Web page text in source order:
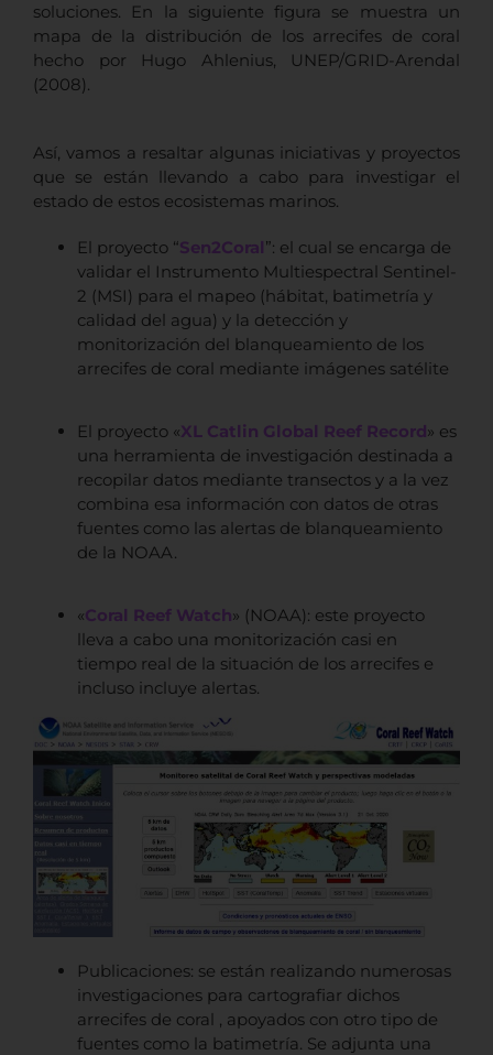
soluciones. En la siguiente figura se muestra un
mapa de la distribución de los arrecifes de coral
hecho por Hugo Ahlenius, UNEP/GRID-Arendal
(2008).
Así, vamos a resaltar algunas iniciativas y proyectos
que se están llevando a cabo para investigar el
estado de estos ecosistemas marinos.
El proyecto “Sen2Coral”: el cual se encarga de
validar el Instrumento Multiespectral Sentinel-
2 (MSI) para el mapeo (hábitat, batimetría y
calidad del agua) y la detección y
monitorización del blanqueamiento de los
arrecifes de coral mediante imágenes satélite
El proyecto «XL Catlin Global Reef Record» es
una herramienta de investigación destinada a
recopilar datos mediante transectos y a la vez
combina esa información con datos de otras
fuentes como las alertas de blanqueamiento
de la NOAA.
«Coral Reef Watch» (NOAA): este proyecto
lleva a cabo una monitorización casi en
tiempo real de la situación de los arrecifes e
incluso incluye alertas.
Publicaciones: se están realizando numerosas
investigaciones para cartografiar dichos
arrecifes de coral , apoyados con otro tipo de
fuentes como la batimetría. Se adjunta una